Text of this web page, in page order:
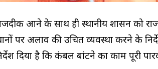
आने के साथ ही स्थानीय प्रशासन को
पर अलाव की उचित व्यवस्था करने के
दिया है कि कंबल बांटने का काम पूरी